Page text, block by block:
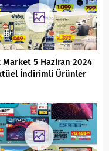
Market 5 Haziran 2024
İndirimli Ürünler